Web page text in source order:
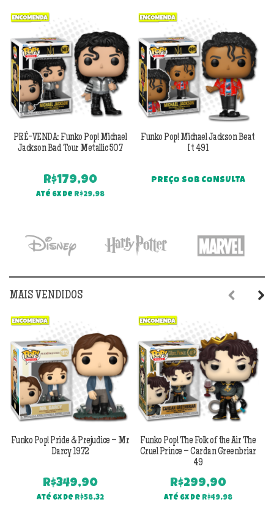
PRÉ-VENDA: Funko Pop! Michael
Jackson Bad Tour Metallic 507
R$179,90
Até 6x de R$29,98
Funko Pop! Michael Jackson Beat
It 491
PREÇO SOB CONSULTA
MAIS VENDIDOS
Funko Pop! Pride & Prejudice – Mr
Darcy 1972
R$349,90
Até 6x de R$58,32
Funko Pop! The Folk of the Air The
Cruel Prince – Cardan Greenbriar
49
R$299,90
Até 6x de R$49,98